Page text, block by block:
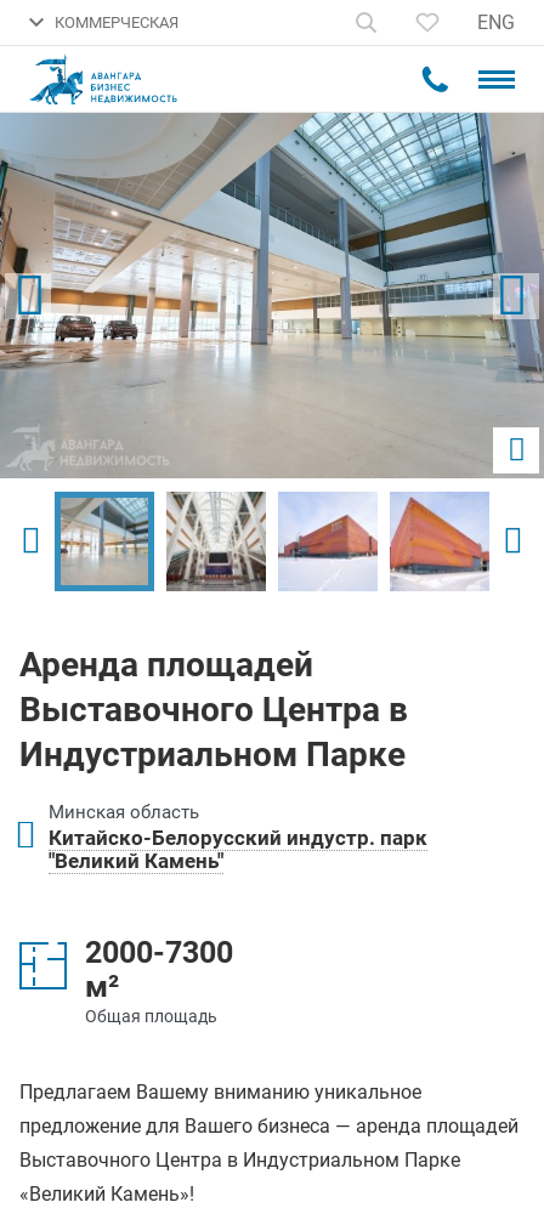
КОММЕРЧЕСКАЯ ENG
Аренда площадей
Выставочного Центра в
Индустриальном Парке
Минская область
Китайско-Белорусский индустр. парк
"Великий Камень"
2000-7300
м²
Общая площадь
Предлагаем Вашему вниманию уникальное
предложение для Вашего бизнеса — аренда площадей
Выставочного Центра в Индустриальном Парке
«Великий Камень»!